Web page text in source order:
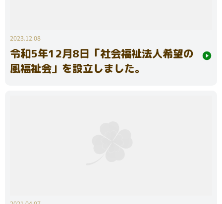
2023.12.08
令和5年12月8日「社会福祉法人希望の
風福祉会」を設立しました。